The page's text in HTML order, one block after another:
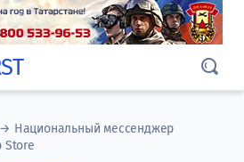
Национальный мессенджер
Store